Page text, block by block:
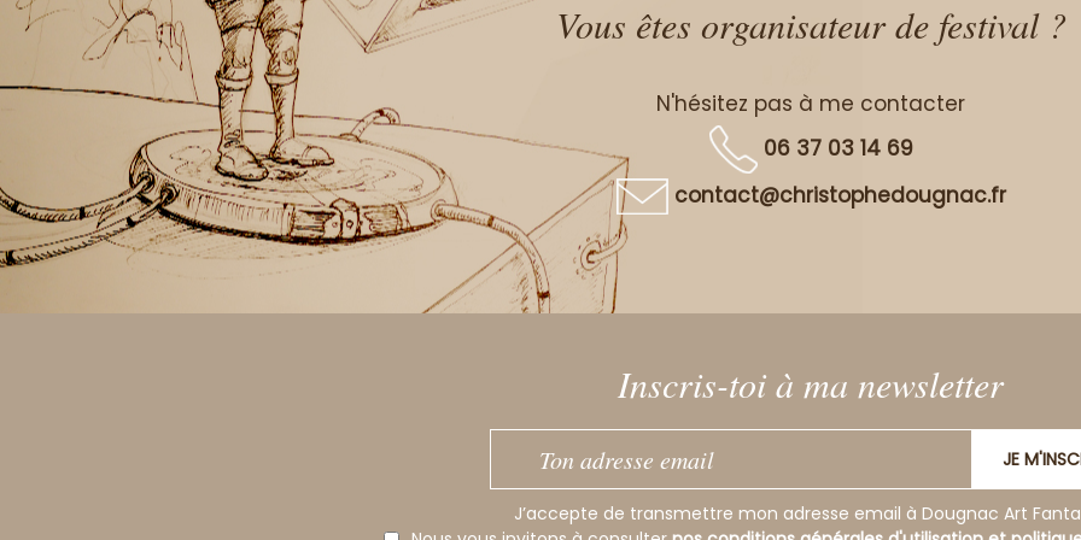
Vous êtes organisateur de festival ?
N'hésitez pas à me contacter
06 37 03 14 69
contact@christophedougnac.fr
Inscris-toi à ma newsletter
JE
J’accepte de transmettre mon adresse email à Dougnac Art